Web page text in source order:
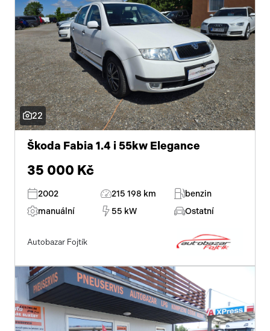
22
Škoda Fabia 1.4 i 55kw Elegance
35 000 Kč
2002 215 198 km
benzin
manuální
55 kW Ostatní
Autobazar Fojtík
Začátek reklamy
Konec reklamy